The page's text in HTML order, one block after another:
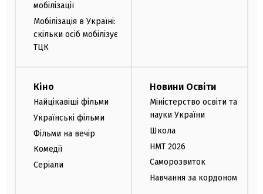
мобілізації
Мобілізація в Україні:
скільки осіб мобілізує
ТЦК
Кіно
Найцікавіші фільми
Українські фільми
Фільми на вечір
Комедії
Серіали
Новини Освіти
Міністерство освіти та
науки України
Школа
НМТ 2026
Саморозвиток
Навчання за кордоном